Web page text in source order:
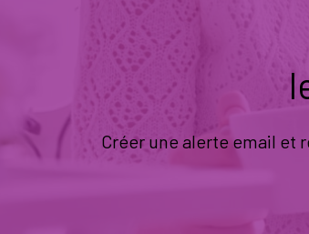
Créer une alerte email et